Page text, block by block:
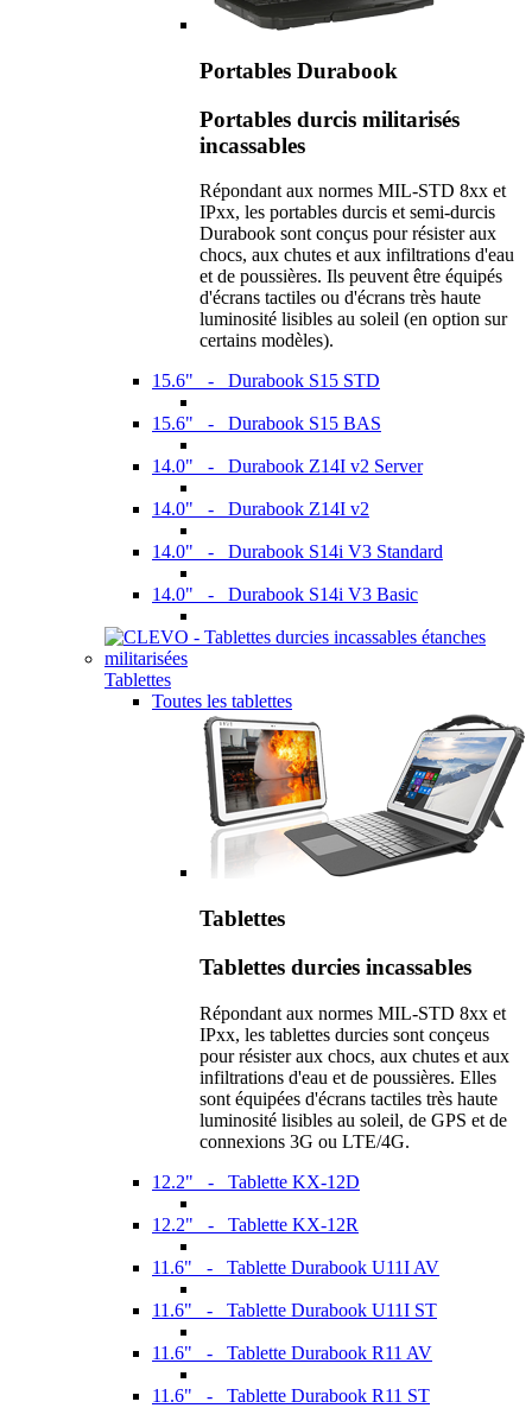
Portables Durabook
Portables durcis militarisés
incassables
Répondant aux normes MIL-STD 8xx et
IPxx, les portables durcis et semi-durcis
Durabook sont conçus pour résister aux
chocs, aux chutes et aux infiltrations d'eau
et de poussières. Ils peuvent être équipés
d'écrans tactiles ou d'écrans très haute
luminosité lisibles au soleil (en option sur
certains modèles).
15.6" - Durabook S15 STD
15.6" - Durabook S15 BAS
14.0" - Durabook Z14I v2 Server
14.0" - Durabook Z14I v2
14.0" - Durabook S14i V3 Standard
14.0" - Durabook S14i V3 Basic
Tablettes
Toutes les tablettes
Tablettes
Tablettes durcies incassables
Répondant aux normes MIL-STD 8xx et
IPxx, les tablettes durcies sont conçeus
pour résister aux chocs, aux chutes et aux
infiltrations d'eau et de poussières. Elles
sont équipées d'écrans tactiles très haute
luminosité lisibles au soleil, de GPS et de
connexions 3G ou LTE/4G.
12.2" - Tablette KX-12D
12.2" - Tablette KX-12R
11.6" - Tablette Durabook U11I AV
11.6" - Tablette Durabook U11I ST
11.6" - Tablette Durabook R11 AV
11.6" - Tablette Durabook R11 ST